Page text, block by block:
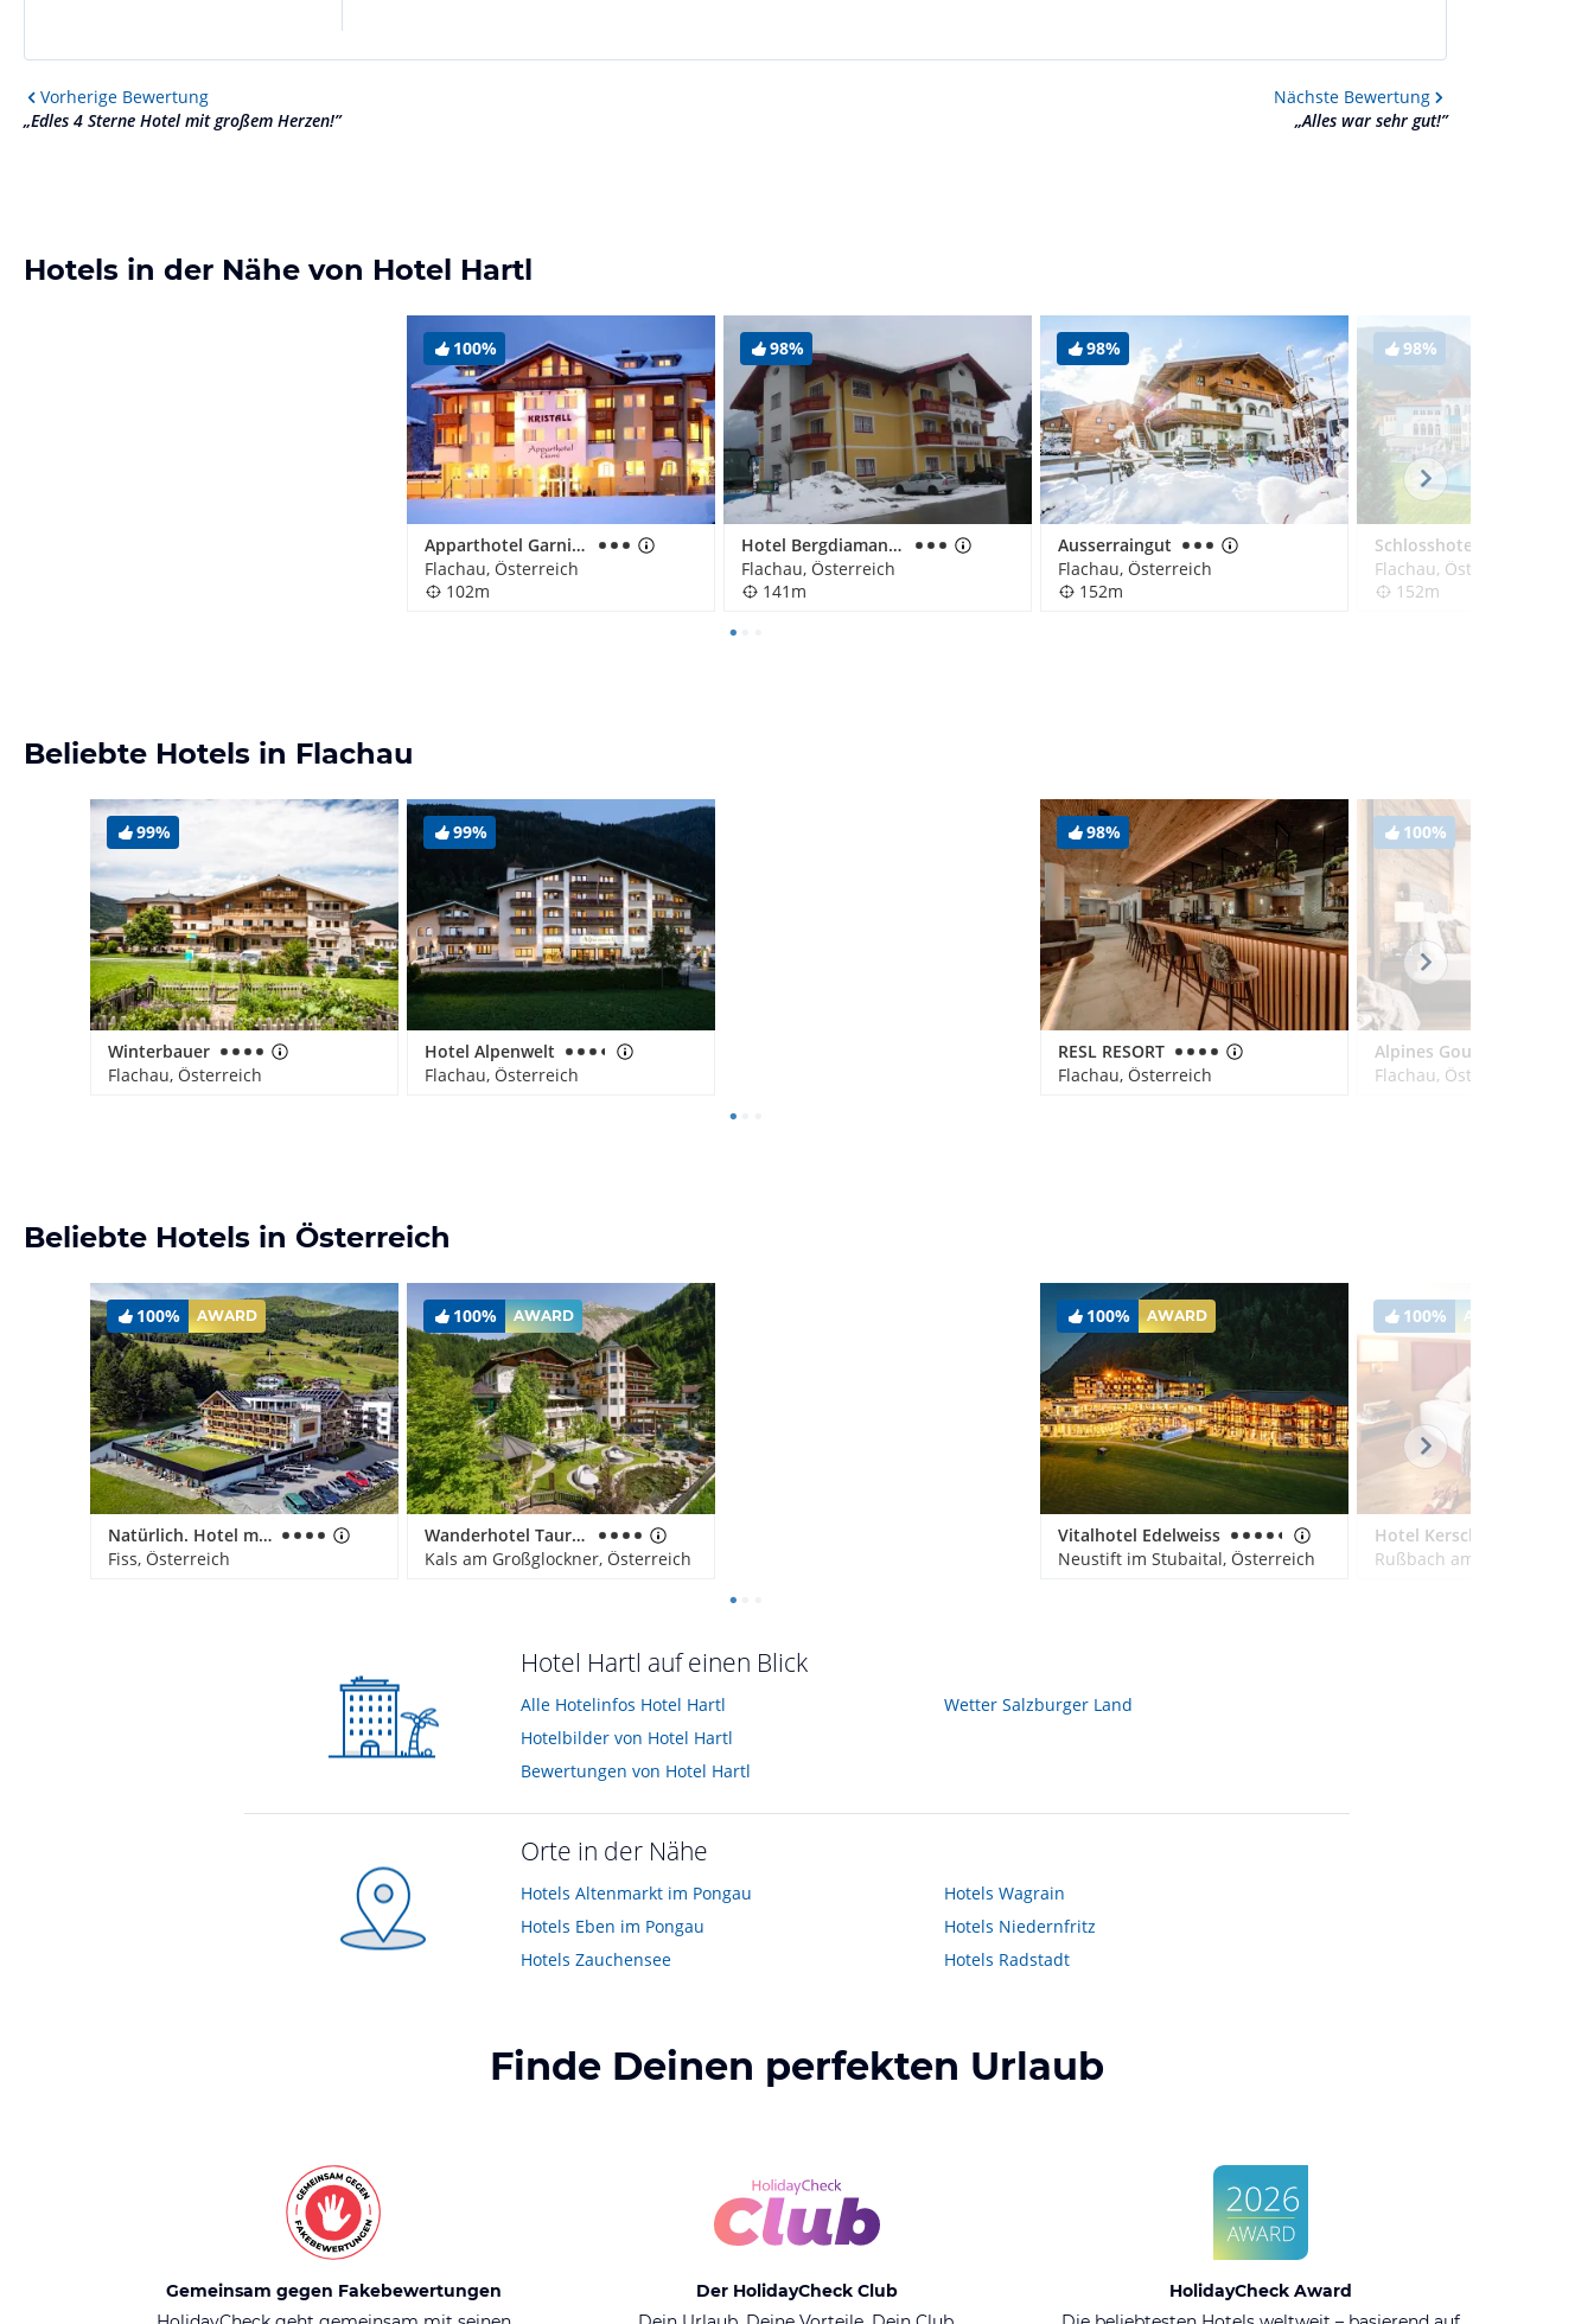
Vorherige Bewertung
„Edles 4 Sterne Hotel mit großem Herzen!”
Nächste Bewertung
„Alles war sehr gut!”
Hotels in der Nähe von Hotel Hartl
100%
Apparthotel Garni Kristall
Flachau, Österreich
102m
98%
Hotel Bergdiamant Garni
Flachau, Österreich
141m
98%
Ausserraingut
Flachau, Österreich
152m
98%
Flachau, Österreich
152m
Beliebte Hotels in Flachau
99%
Winterbauer
Flachau, Österreich
99%
Hotel Alpenwelt
Flachau, Österreich
98%
RESL RESORT
Flachau, Österreich
100%
Flachau, Österreich
Beliebte Hotels in Österreich
100% AWARD
Natürlich. Hotel mit Charakter
Fiss, Österreich
100% AWARD
Wanderhotel Taurerwirt
Kals am Großglockner, Österreich
100% AWARD
Vitalhotel Edelweiss
Neustift im Stubaital, Österreich
100% AWARD
Hotel Hartl auf einen Blick
Alle Hotelinfos Hotel Hartl
Hotelbilder von Hotel Hartl
Bewertungen von Hotel Hartl
Wetter Salzburger Land
Orte in der Nähe
Hotels Altenmarkt im Pongau
Hotels Eben im Pongau
Hotels Zauchensee
Hotels Wagrain
Hotels Niedernfritz
Hotels Radstadt
Finde Deinen perfekten Urlaub
Gemeinsam gegen Fakebewertungen
Der HolidayCheck Club
HolidayCheck Award